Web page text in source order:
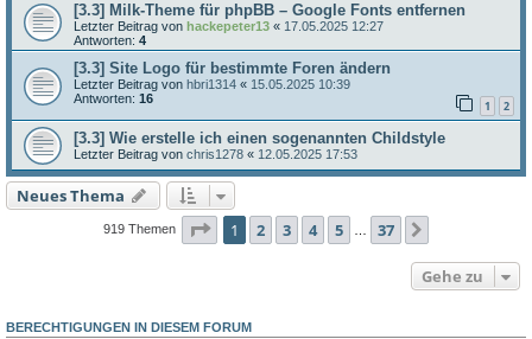
[3.3] Milk-Theme für phpBB – Google Fonts entfernen
Letzter Beitrag von hackepeter13 « 17.05.2025 12:27
Antworten: 4
[3.3] Site Logo für bestimmte Foren ändern
Letzter Beitrag von hbri1314 « 15.05.2025 10:39
Antworten: 16 1 2
[3.3] Wie erstelle ich einen sogenannten Childstyle
Letzter Beitrag von chris1278 « 12.05.2025 17:53
Neues Thema
919 Themen Seite 1von 37
1 2 3 4 5 37
Gehe zu
BERECHTIGUNGEN IN DIESEM FORUM